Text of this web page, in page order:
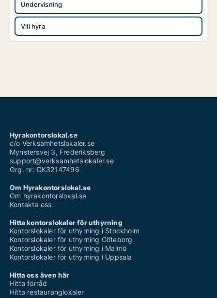
Undervisning
Vill hyra
Hyrakontorslokal.se
c/o Verksamhetslokaler.se
Mynstersvej 3, Frederiksberg
support@verksamhetslokaler.se
Org. nr: DK32147496
Om Hyrakontorslokal.se
Om hyrakontorslokal.se
Kontakta oss
Hitta kontorslokaler för uthyrning
Kontorslokaler för uthyrning i Stockholm
Kontorslokaler för uthyrning Göteborg
Kontorslokaler för uthyrning i Malmö
Kontorslokaler för uthyrning i Uppsala
Hitta oss även här
Hitta förråd
Hitta restauranglokaler